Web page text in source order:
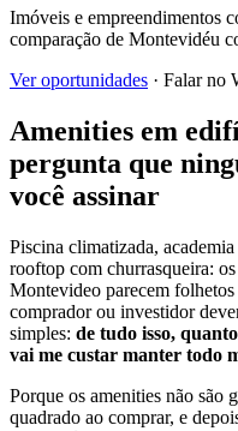
Imóveis e empreendimentos
comparação de Montevidéu
Ver oportunidades · Falar no
Amenities em
pergunta que
você assinar
Piscina climatizada,
rooftop com churrasqueira:
Montevideo parecem
comprador ou investidor
simples: de tudo isso,
vai me custar manter todo
Porque os amenities não são
quadrado ao comprar, e